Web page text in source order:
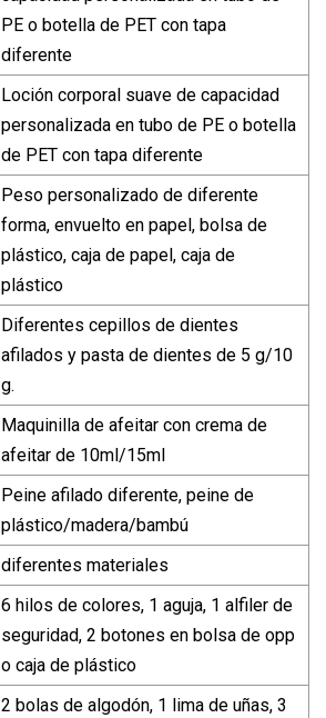
PE o botella de PET con tapa
diferente
Loción corporal suave de capacidad
personalizada en tubo de PE o botella
de PET con tapa diferente
Peso personalizado de diferente
forma, envuelto en papel, bolsa de
plástico, caja de papel, caja de
plástico
Diferentes cepillos de dientes
afilados y pasta de dientes de 5 g/10
g.
Maquinilla de afeitar con crema de
afeitar de 10ml/15ml
Peine afilado diferente, peine de
plástico/madera/bambú
diferentes materiales
6 hilos de colores, 1 aguja, 1 alfiler de
seguridad, 2 botones en bolsa de opp
o caja de plástico
2 bolas de algodón, 1 lima de uñas, 3